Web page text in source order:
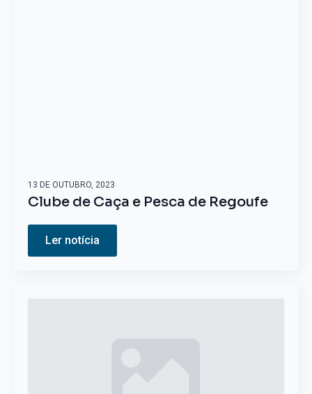
Clube de Caça e Pesca de Regoufe
13 DE OUTUBRO, 2023
Ler notícia